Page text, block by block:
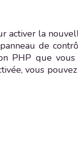
activer la
de
PHP que
vous